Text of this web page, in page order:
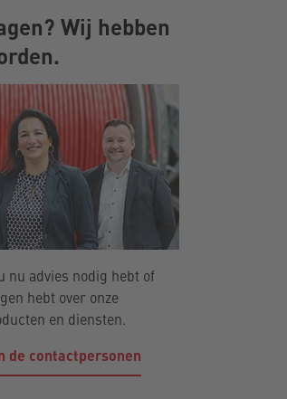
Wij hebben
nu advies nodig hebt of
hebt over onze
en diensten.
de contactpersonen